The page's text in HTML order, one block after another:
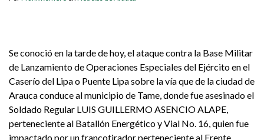
Se conoció en la tarde de hoy, el ataque contra la Base Militar
de Lanzamiento de Operaciones Especiales del Ejército en el
Caserío del Lipa o Puente Lipa sobre la vía que de la ciudad de
Arauca conduce al municipio de Tame, donde fue asesinado el
Soldado Regular LUIS GUILLERMO ASENCIO ALAPE,
perteneciente al Batallón Energético y Vial No. 16, quien fue
impactado por un francotirador perteneciente al Frente